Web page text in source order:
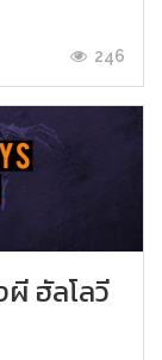
246
ฮัลโลวี